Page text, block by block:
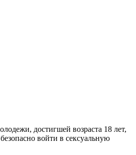
достигшей возраста 18 лет,
войти в сексуальную